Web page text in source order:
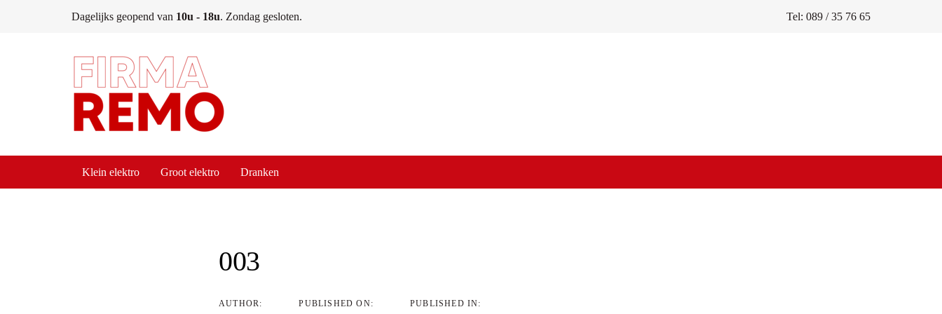
Dagelijks geopend van 10u - 18u. Zondag gesloten. Tel: 089 / 35 76 65
Klein elektro Groot elektro Dranken
003
AUTHOR: PUBLISHED ON: PUBLISHED IN: